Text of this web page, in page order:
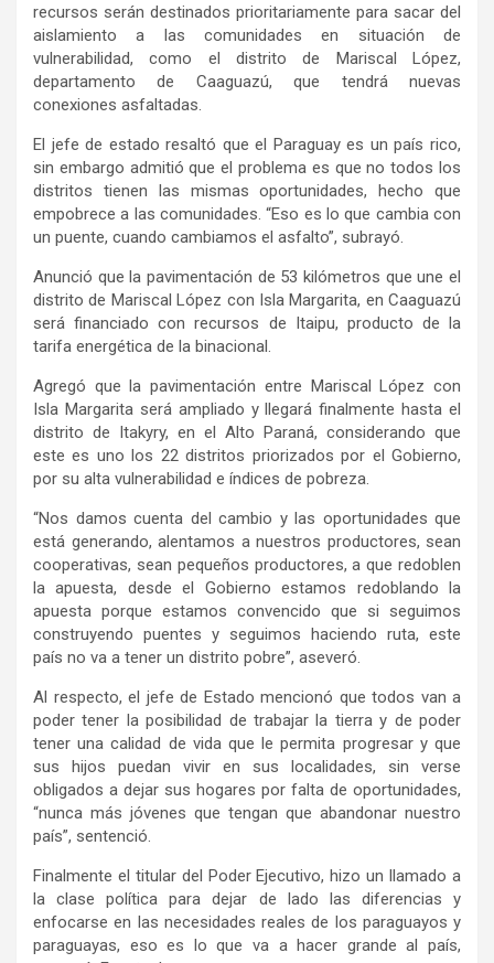
recursos serán destinados prioritariamente para sacar del
aislamiento a las comunidades en situación de
vulnerabilidad, como el distrito de Mariscal López,
departamento de Caaguazú, que tendrá nuevas
conexiones asfaltadas.
El jefe de estado resaltó que el Paraguay es un país rico,
sin embargo admitió que el problema es que no todos los
distritos tienen las mismas oportunidades, hecho que
empobrece a las comunidades. “Eso es lo que cambia con
un puente, cuando cambiamos el asfalto”, subrayó.
Anunció que la pavimentación de 53 kilómetros que une el
distrito de Mariscal López con Isla Margarita, en Caaguazú
será financiado con recursos de Itaipu, producto de la
tarifa energética de la binacional.
Agregó que la pavimentación entre Mariscal López con
Isla Margarita será ampliado y llegará finalmente hasta el
distrito de Itakyry, en el Alto Paraná, considerando que
este es uno los 22 distritos priorizados por el Gobierno,
por su alta vulnerabilidad e índices de pobreza.
“Nos damos cuenta del cambio y las oportunidades que
está generando, alentamos a nuestros productores, sean
cooperativas, sean pequeños productores, a que redoblen
la apuesta, desde el Gobierno estamos redoblando la
apuesta porque estamos convencido que si seguimos
construyendo puentes y seguimos haciendo ruta, este
país no va a tener un distrito pobre”, aseveró.
Al respecto, el jefe de Estado mencionó que todos van a
poder tener la posibilidad de trabajar la tierra y de poder
tener una calidad de vida que le permita progresar y que
sus hijos puedan vivir en sus localidades, sin verse
obligados a dejar sus hogares por falta de oportunidades,
“nunca más jóvenes que tengan que abandonar nuestro
país”, sentenció.
Finalmente el titular del Poder Ejecutivo, hizo un llamado a
la clase política para dejar de lado las diferencias y
enfocarse en las necesidades reales de los paraguayos y
paraguayas, eso es lo que va a hacer grande al país,